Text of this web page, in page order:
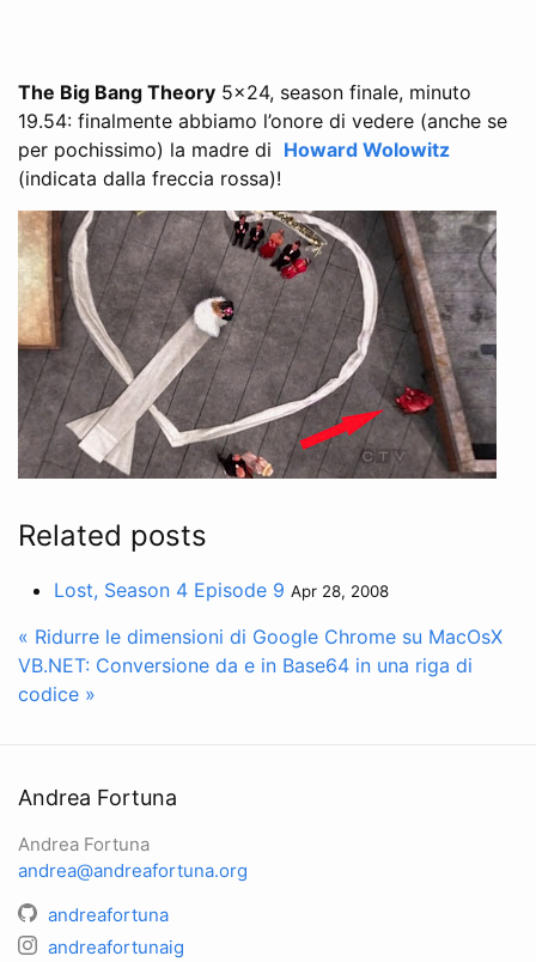
The Big Bang Theory 5x24, season finale, minuto
19.54: finalmente abbiamo l’onore di vedere (anche se
per pochissimo) la madre di Howard Wolowitz
(indicata dalla freccia rossa)!
Related posts
Lost, Season 4 Episode 9 Apr 28, 2008
« Ridurre le dimensioni di Google Chrome su MacOsX
VB.NET: Conversione da e in Base64 in una riga di
codice »
Andrea Fortuna
Andrea Fortuna
andrea@andreafortuna.org
andreafortuna
andreafortunaig